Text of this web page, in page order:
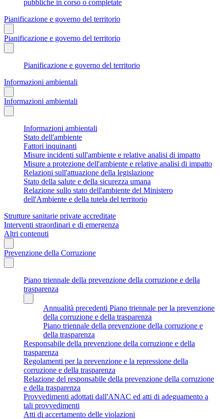
pubbliche in corso o completate
Pianificazione e governo del territorio
Pianificazione e governo del territorio
Pianificazione e governo del territorio
Informazioni ambientali
Informazioni ambientali
Informazioni ambientali
Stato dell'ambiente
Fattori inquinanti
Misure incidenti sull'ambiente e relative analisi di impatto
Misure a protezione dell'ambiente e relative analisi di impatto
Relazioni sull'attuazione della legislazione
Stato della salute e della sicurezza umana
Relazione sullo stato dell'ambiente del Ministero
dell'Ambiente e della tutela del territorio
Strutture sanitarie private accreditate
Interventi straordinari e di emergenza
Altri contenuti
Prevenzione della Corruzione
Piano triennale della prevenzione della corruzione e della
trasparenza
Annualità precedenti Piano triennale per la prevenzione
della corruzione e della trasparenza
Piano triennale della prevenzione della corruzione e
della trasparenza
Responsabile della prevenzione della corruzione e della
trasparenza
Regolamenti per la prevenzione e la repressione della
corruzione e della trasparenza
Relazione del responsabile della prevenzione della corruzione
e della trasparenza
Provvedimenti adottati dall'ANAC ed atti di adeguamento a
tali provvedimenti
Atti di accertamento delle violazioni